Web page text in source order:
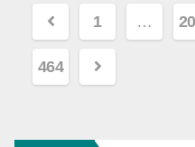
Posts
pagination
1 …
464